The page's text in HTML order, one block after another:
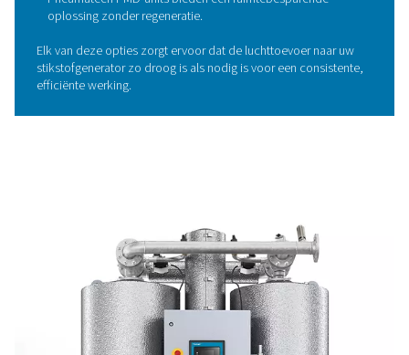
2. Droge lucht, vochtvrij voor
interne componenten beschadigen, adsorptie- of
membraanprocessen verstoren en de zuiverheid van
verminderen.
Afhankelijk van uw toepassing en de omstandigheden
locatie kunt u kiezen uit verschillende